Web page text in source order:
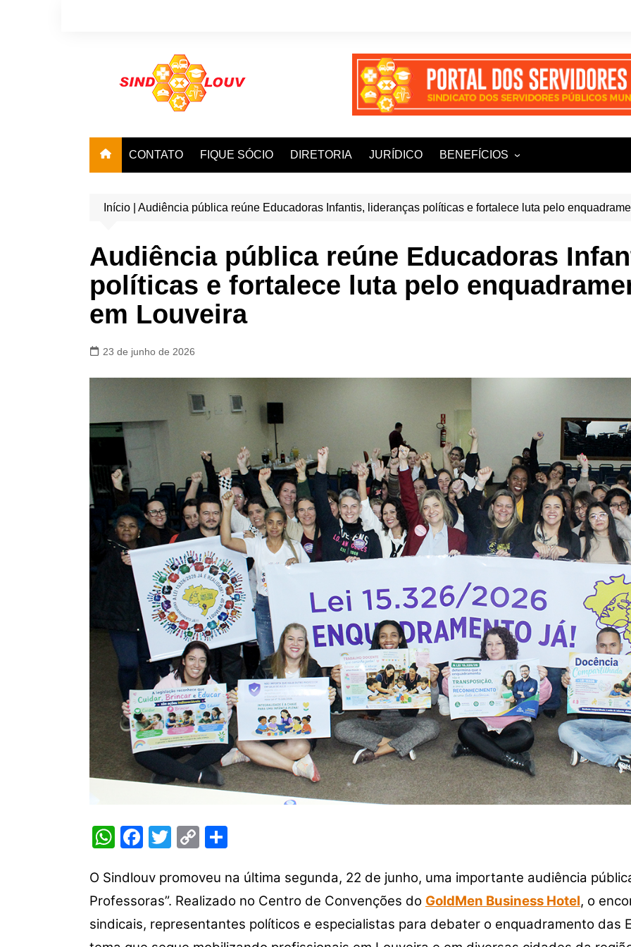
CONTATO FIQUE SÓCIO DIRETORIA JURÍDICO BENEFÍCIOS
Assessoria Jurídica
LOOVI – Seguro de carro
Hospedagens
Início Audiência pública reúne Educadoras Infantis, lideranças políticas e fortalece luta pelo
Audiência pública reúne Educadoras
políticas e fortalece luta pelo
em Louveira
23 de junho de 2026
W
at
s
A
F
c
e
b
T
itt
er
C
p
y
Li
ar
e
O Sindlouv promoveu na última segunda, 22 de junho, uma importante audiência
Professoras”. Realizado no Centro de Convenções do GoldMen Business Hotel, o
sindicais, representantes políticos e especialistas para debater o enquadramento das